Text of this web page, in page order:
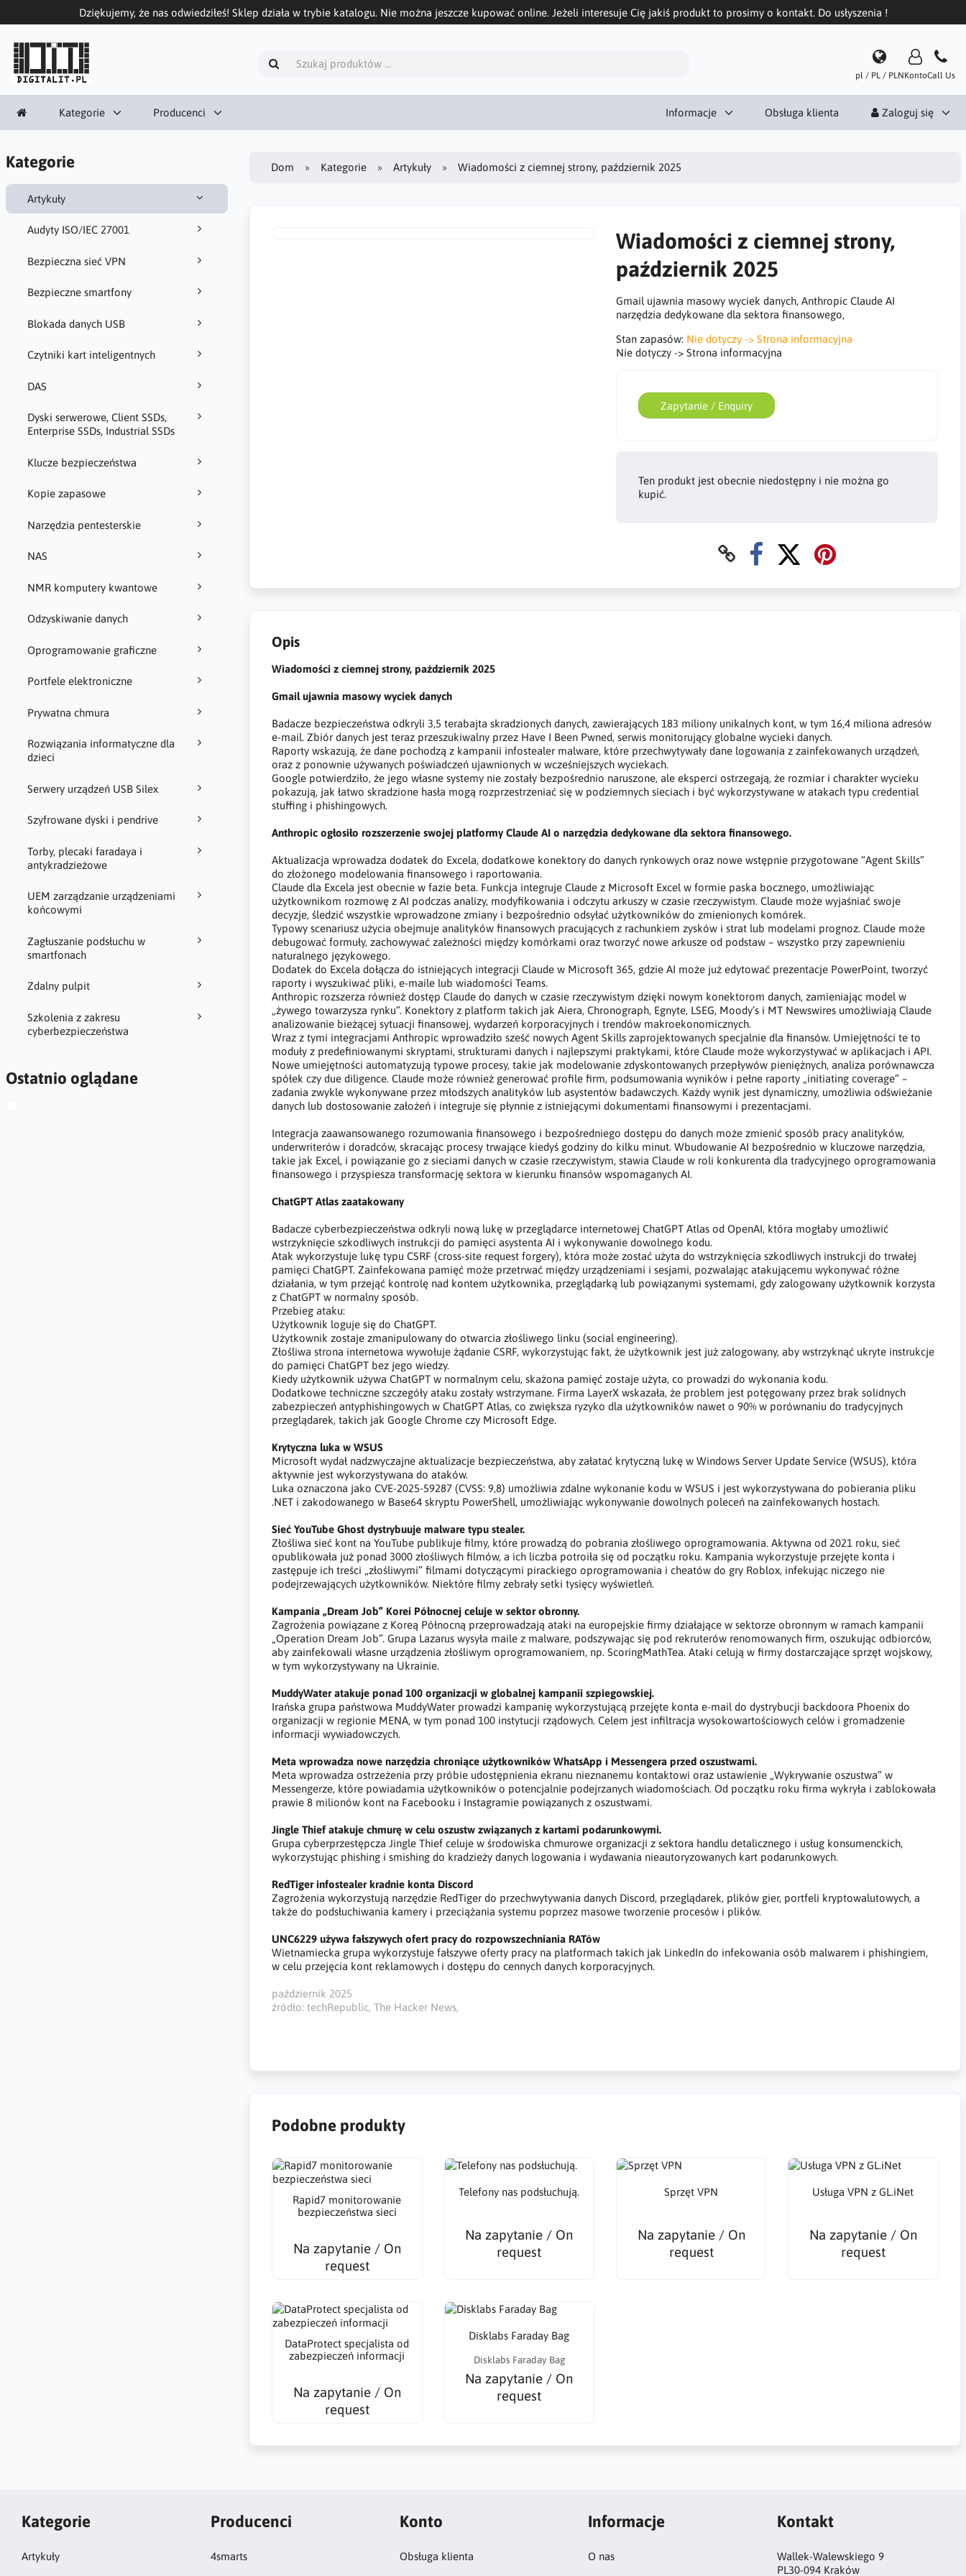
Dziękujemy, że nas odwiedziłeś! Sklep działa w trybie katalogu. Nie można jeszcze kupować online. Jeżeli interesuje Cię jakiś produkt to prosimy o kontakt. Do usłyszenia !
pl / PL / PLNKontoCall Us
Kategorie Producenci Informacje Obsługa klienta Zaloguj się
Kategorie
Artykuły
Audyty ISO/IEC 27001
Bezpieczna sieć VPN
Bezpieczne smartfony
Blokada danych USB
Czytniki kart inteligentnych
DAS
Dyski serwerowe, Client SSDs,
Enterprise SSDs, Industrial SSDs
Klucze bezpieczeństwa
Kopie zapasowe
Narzędzia pentesterskie
NAS
NMR komputery kwantowe
Odzyskiwanie danych
Oprogramowanie graficzne
Portfele elektroniczne
Prywatna chmura
Rozwiązania informatyczne dla
dzieci
Serwery urządzeń USB Silex
Szyfrowane dyski i pendrive
Torby, plecaki faradaya i
antykradzieżowe
UEM zarządzanie urządzeniami
końcowymi
Zagłuszanie podsłuchu w
smartfonach
Zdalny pulpit
Szkolenia z zakresu
cyberbezpieczeństwa
Ostatnio oglądane
Dom Kategorie Artykuły Wiadomości z ciemnej strony, październik 2025
Wiadomości z ciemnej strony,
październik 2025
Gmail ujawnia masowy wyciek danych, Anthropic Claude AI
narzędzia dedykowane dla sektora finansowego,
Stan zapasów: Nie dotyczy -> Strona informacyjna
Nie dotyczy -> Strona informacyjna
Zapytanie / Enquiry
Ten produkt jest obecnie niedostępny i nie można go
kupić.
Opis
Wiadomości z ciemnej strony, październik 2025
Gmail ujawnia masowy wyciek danych
Badacze bezpieczeństwa odkryli 3,5 terabajta skradzionych danych, zawierających 183 miliony unikalnych kont, w tym 16,4 miliona adresów
e-mail. Zbiór danych jest teraz przeszukiwalny przez Have I Been Pwned, serwis monitorujący globalne wycieki danych.
Raporty wskazują, że dane pochodzą z kampanii infostealer malware, które przechwytywały dane logowania z zainfekowanych urządzeń,
oraz z ponownie używanych poświadczeń ujawnionych w wcześniejszych wyciekach.
Google potwierdziło, że jego własne systemy nie zostały bezpośrednio naruszone, ale eksperci ostrzegają, że rozmiar i charakter wycieku
pokazują, jak łatwo skradzione hasła mogą rozprzestrzeniać się w podziemnych sieciach i być wykorzystywane w atakach typu credential
stuffing i phishingowych.
Anthropic ogłosiło rozszerzenie swojej platformy Claude AI o narzędzia dedykowane dla sektora finansowego.
Aktualizacja wprowadza dodatek do Excela, dodatkowe konektory do danych rynkowych oraz nowe wstępnie przygotowane “Agent Skills”
do złożonego modelowania finansowego i raportowania.
Claude dla Excela jest obecnie w fazie beta. Funkcja integruje Claude z Microsoft Excel w formie paska bocznego, umożliwiając
użytkownikom rozmowę z AI podczas analizy, modyfikowania i odczytu arkuszy w czasie rzeczywistym. Claude może wyjaśniać swoje
decyzje, śledzić wszystkie wprowadzone zmiany i bezpośrednio odsyłać użytkowników do zmienionych komórek.
Typowy scenariusz użycia obejmuje analityków finansowych pracujących z rachunkiem zysków i strat lub modelami prognoz. Claude może
debugować formuły, zachowywać zależności między komórkami oraz tworzyć nowe arkusze od podstaw – wszystko przy zapewnieniu
naturalnego językowego.
Dodatek do Excela dołącza do istniejących integracji Claude w Microsoft 365, gdzie AI może już edytować prezentacje PowerPoint, tworzyć
raporty i wyszukiwać pliki, e-maile lub wiadomości Teams.
Anthropic rozszerza również dostęp Claude do danych w czasie rzeczywistym dzięki nowym konektorom danych, zamieniając model w
„żywego towarzysza rynku”. Konektory z platform takich jak Aiera, Chronograph, Egnyte, LSEG, Moody’s i MT Newswires umożliwiają Claude
analizowanie bieżącej sytuacji finansowej, wydarzeń korporacyjnych i trendów makroekonomicznych.
Wraz z tymi integracjami Anthropic wprowadziło sześć nowych Agent Skills zaprojektowanych specjalnie dla finansów. Umiejętności te to
moduły z predefiniowanymi skryptami, strukturami danych i najlepszymi praktykami, które Claude może wykorzystywać w aplikacjach i API.
Nowe umiejętności automatyzują typowe procesy, takie jak modelowanie zdyskontowanych przepływów pieniężnych, analiza porównawcza
spółek czy due diligence. Claude może również generować profile firm, podsumowania wyników i pełne raporty „initiating coverage” –
zadania zwykle wykonywane przez młodszych analityków lub asystentów badawczych. Każdy wynik jest dynamiczny, umożliwia odświeżanie
danych lub dostosowanie założeń i integruje się płynnie z istniejącymi dokumentami finansowymi i prezentacjami.
Integracja zaawansowanego rozumowania finansowego i bezpośredniego dostępu do danych może zmienić sposób pracy analityków,
underwriterów i doradców, skracając procesy trwające kiedyś godziny do kilku minut. Wbudowanie AI bezpośrednio w kluczowe narzędzia,
takie jak Excel, i powiązanie go z sieciami danych w czasie rzeczywistym, stawia Claude w roli konkurenta dla tradycyjnego oprogramowania
finansowego i przyspiesza transformację sektora w kierunku finansów wspomaganych AI.
ChatGPT Atlas zaatakowany
Badacze cyberbezpieczeństwa odkryli nową lukę w przeglądarce internetowej ChatGPT Atlas od OpenAI, która mogłaby umożliwić
wstrzyknięcie szkodliwych instrukcji do pamięci asystenta AI i wykonywanie dowolnego kodu.
Atak wykorzystuje lukę typu CSRF (cross-site request forgery), która może zostać użyta do wstrzyknięcia szkodliwych instrukcji do trwałej
pamięci ChatGPT. Zainfekowana pamięć może przetrwać między urządzeniami i sesjami, pozwalając atakującemu wykonywać różne
działania, w tym przejąć kontrolę nad kontem użytkownika, przeglądarką lub powiązanymi systemami, gdy zalogowany użytkownik korzysta
z ChatGPT w normalny sposób.
Przebieg ataku:
Użytkownik loguje się do ChatGPT.
Użytkownik zostaje zmanipulowany do otwarcia złośliwego linku (social engineering).
Złośliwa strona internetowa wywołuje żądanie CSRF, wykorzystując fakt, że użytkownik jest już zalogowany, aby wstrzyknąć ukryte instrukcje
do pamięci ChatGPT bez jego wiedzy.
Kiedy użytkownik używa ChatGPT w normalnym celu, skażona pamięć zostaje użyta, co prowadzi do wykonania kodu.
Dodatkowe techniczne szczegóły ataku zostały wstrzymane. Firma LayerX wskazała, że problem jest potęgowany przez brak solidnych
zabezpieczeń antyphishingowych w ChatGPT Atlas, co zwiększa ryzyko dla użytkowników nawet o 90% w porównaniu do tradycyjnych
przeglądarek, takich jak Google Chrome czy Microsoft Edge.
Krytyczna luka w WSUS
Microsoft wydał nadzwyczajne aktualizacje bezpieczeństwa, aby załatać krytyczną lukę w Windows Server Update Service (WSUS), która
aktywnie jest wykorzystywana do ataków.
Luka oznaczona jako CVE-2025-59287 (CVSS: 9,8) umożliwia zdalne wykonanie kodu w WSUS i jest wykorzystywana do pobierania pliku
.NET i zakodowanego w Base64 skryptu PowerShell, umożliwiając wykonywanie dowolnych poleceń na zainfekowanych hostach.
Sieć YouTube Ghost dystrybuuje malware typu stealer.
Złośliwa sieć kont na YouTube publikuje filmy, które prowadzą do pobrania złośliwego oprogramowania. Aktywna od 2021 roku, sieć
opublikowała już ponad 3000 złośliwych filmów, a ich liczba potroiła się od początku roku. Kampania wykorzystuje przejęte konta i
zastępuje ich treści „złośliwymi” filmami dotyczącymi pirackiego oprogramowania i cheatów do gry Roblox, infekując niczego nie
podejrzewających użytkowników. Niektóre filmy zebrały setki tysięcy wyświetleń.
Kampania „Dream Job” Korei Północnej celuje w sektor obronny.
Zagrożenia powiązane z Koreą Północną przeprowadzają ataki na europejskie firmy działające w sektorze obronnym w ramach kampanii
„Operation Dream Job”. Grupa Lazarus wysyła maile z malware, podszywając się pod rekruterów renomowanych firm, oszukując odbiorców,
aby zainfekowali własne urządzenia złośliwym oprogramowaniem, np. ScoringMathTea. Ataki celują w firmy dostarczające sprzęt wojskowy,
w tym wykorzystywany na Ukrainie.
MuddyWater atakuje ponad 100 organizacji w globalnej kampanii szpiegowskiej.
Irańska grupa państwowa MuddyWater prowadzi kampanię wykorzystującą przejęte konta e-mail do dystrybucji backdoora Phoenix do
organizacji w regionie MENA, w tym ponad 100 instytucji rządowych. Celem jest infiltracja wysokowartościowych celów i gromadzenie
informacji wywiadowczych.
Meta wprowadza nowe narzędzia chroniące użytkowników WhatsApp i Messengera przed oszustwami.
Meta wprowadza ostrzeżenia przy próbie udostępnienia ekranu nieznanemu kontaktowi oraz ustawienie „Wykrywanie oszustwa” w
Messengerze, które powiadamia użytkowników o potencjalnie podejrzanych wiadomościach. Od początku roku firma wykryła i zablokowała
prawie 8 milionów kont na Facebooku i Instagramie powiązanych z oszustwami.
Jingle Thief atakuje chmurę w celu oszustw związanych z kartami podarunkowymi.
Grupa cyberprzestępcza Jingle Thief celuje w środowiska chmurowe organizacji z sektora handlu detalicznego i usług konsumenckich,
wykorzystując phishing i smishing do kradzieży danych logowania i wydawania nieautoryzowanych kart podarunkowych.
RedTiger infostealer kradnie konta Discord
Zagrożenia wykorzystują narzędzie RedTiger do przechwytywania danych Discord, przeglądarek, plików gier, portfeli kryptowalutowych, a
także do podsłuchiwania kamery i przeciążania systemu poprzez masowe tworzenie procesów i plików.
UNC6229 używa fałszywych ofert pracy do rozpowszechniania RATów
Wietnamiecka grupa wykorzystuje fałszywe oferty pracy na platformach takich jak LinkedIn do infekowania osób malwarem i phishingiem,
w celu przejęcia kont reklamowych i dostępu do cennych danych korporacyjnych.
październik 2025
źródło: techRepublic, The Hacker News,
Podobne produkty
Rapid7 monitorowanie
bezpieczeństwa sieci
Na zapytanie / On
request
Telefony nas podsłuchują.
Na zapytanie / On
request
Sprzęt VPN
Na zapytanie / On
request
Usługa VPN z GL.iNet
Na zapytanie / On
request
DataProtect specjalista od
zabezpieczeń informacji
Na zapytanie / On
request
Disklabs Faraday Bag
Disklabs Faraday Bag
Na zapytanie / On
request
Kategorie
Artykuły
Producenci
4smarts
Konto
Obsługa klienta
Informacje
O nas
Kontakt
Wallek-Walewskiego 9
PL30-094 Kraków